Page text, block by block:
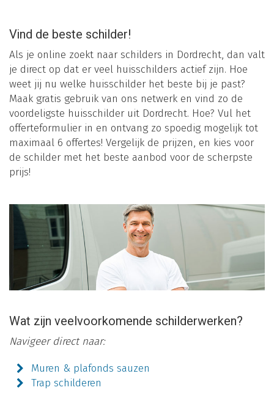
Vind de beste schilder!
Als je online zoekt naar schilders in Dordrecht, dan valt
je direct op dat er veel huisschilders actief zijn. Hoe
weet jij nu welke huisschilder het beste bij je past?
Maak gratis gebruik van ons netwerk en vind zo de
voordeligste huisschilder uit Dordrecht. Hoe? Vul het
offerteformulier in en ontvang zo spoedig mogelijk tot
maximaal 6 offertes! Vergelijk de prijzen, en kies voor
de schilder met het beste aanbod voor de scherpste
prijs!
Wat zijn veelvoorkomende schilderwerken?
Navigeer direct naar:
Muren & plafonds sauzen
Trap schilderen